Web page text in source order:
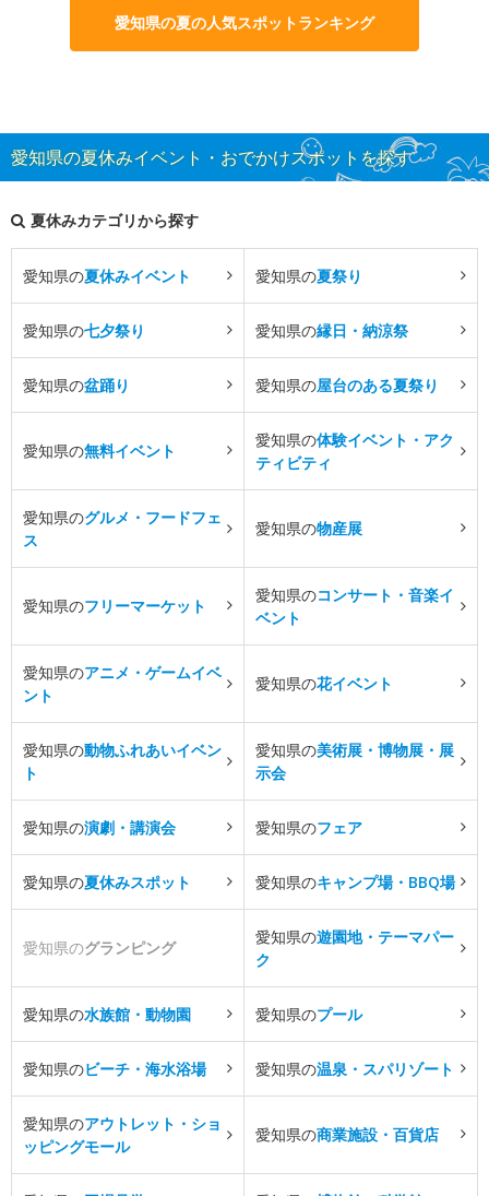
愛知県の夏の人気スポットランキング
愛知県の夏休みイベント・おでかけスポットを探す
夏休みカテゴリから探す
愛知県の夏休みイベント 愛知県の夏祭り
愛知県の七夕祭り 愛知県の縁日・納涼祭
愛知県の盆踊り 愛知県の屋台のある夏祭り
愛知県の無料イベント
愛知県の体験イベント・アク
ティビティ
愛知県のグルメ・フードフェ
ス
愛知県の物産展
愛知県のフリーマーケット
愛知県のコンサート・音楽イ
ベント
愛知県のアニメ・ゲームイベ
ント
愛知県の花イベント
愛知県の動物ふれあいイベン
ト
愛知県の美術展・博物展・展
示会
愛知県の演劇・講演会 愛知県のフェア
愛知県の夏休みスポット 愛知県のキャンプ場・BBQ場
愛知県のグランピング
愛知県の遊園地・テーマパー
ク
愛知県の水族館・動物園 愛知県のプール
愛知県のビーチ・海水浴場 愛知県の温泉・スパリゾート
愛知県のアウトレット・ショ
ッピングモール
愛知県の商業施設・百貨店